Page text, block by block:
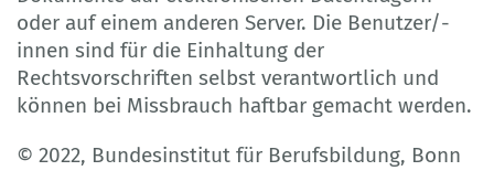
oder auf einem anderen Server. Die Benutzer/-
innen sind für die Einhaltung der
Rechtsvorschriften selbst verantwortlich und
können bei Missbrauch haftbar gemacht werden.
© 2022, Bundesinstitut für Berufsbildung, Bonn